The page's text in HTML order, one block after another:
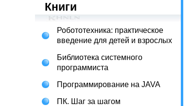
Книги
Робототехника: практическое
введение для детей и взрослых
Библиотека системного
программиста
Программирование на JAVA
ПК. Шаг за шагом